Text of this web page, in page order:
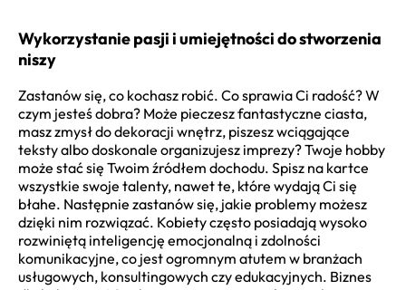
Wykorzystanie pasji i umiejętności do stworzenia
niszy
Zastanów się, co kochasz robić. Co sprawia Ci radość? W
czym jesteś dobra? Może pieczesz fantastyczne ciasta,
masz zmysł do dekoracji wnętrz, piszesz wciągające
teksty albo doskonale organizujesz imprezy? Twoje hobby
może stać się Twoim źródłem dochodu. Spisz na kartce
wszystkie swoje talenty, nawet te, które wydają Ci się
błahe. Następnie zastanów się, jakie problemy możesz
dzięki nim rozwiązać. Kobiety często posiadają wysoko
rozwiniętą inteligencję emocjonalną i zdolności
komunikacyjne, co jest ogromnym atutem w branżach
usługowych, konsultingowych czy edukacyjnych. Biznes